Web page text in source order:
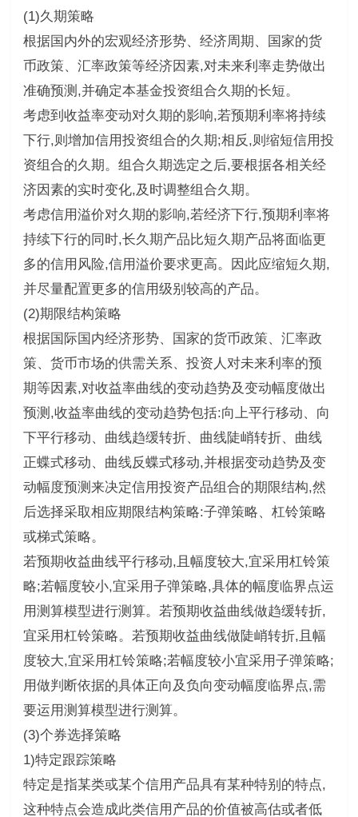
(1)久期策略
根据国内外的宏观经济形势、经济周期、国家的货
币政策、汇率政策等经济因素,对未来利率走势做出
准确预测,并确定本基金投资组合久期的长短。
考虑到收益率变动对久期的影响,若预期利率将持续
下行,则增加信用投资组合的久期;相反,则缩短信用投
资组合的久期。组合久期选定之后,要根据各相关经
济因素的实时变化,及时调整组合久期。
考虑信用溢价对久期的影响,若经济下行,预期利率将
持续下行的同时,长久期产品比短久期产品将面临更
多的信用风险,信用溢价要求更高。因此应缩短久期,
并尽量配置更多的信用级别较高的产品。
(2)期限结构策略
根据国际国内经济形势、国家的货币政策、汇率政
策、货币市场的供需关系、投资人对未来利率的预
期等因素,对收益率曲线的变动趋势及变动幅度做出
预测,收益率曲线的变动趋势包括:向上平行移动、向
下平行移动、曲线趋缓转折、曲线陡峭转折、曲线
正蝶式移动、曲线反蝶式移动,并根据变动趋势及变
动幅度预测来决定信用投资产品组合的期限结构,然
后选择采取相应期限结构策略:子弹策略、杠铃策略
或梯式策略。
若预期收益曲线平行移动,且幅度较大,宜采用杠铃策
略;若幅度较小,宜采用子弹策略,具体的幅度临界点运
用测算模型进行测算。若预期收益曲线做趋缓转折,
宜采用杠铃策略。若预期收益曲线做陡峭转折,且幅
度较大,宜采用杠铃策略;若幅度较小宜采用子弹策略;
用做判断依据的具体正向及负向变动幅度临界点,需
要运用测算模型进行测算。
(3)个券选择策略
1)特定跟踪策略
特定是指某类或某个信用产品具有某种特别的特点,
这种特点会造成此类信用产品的价值被高估或者低